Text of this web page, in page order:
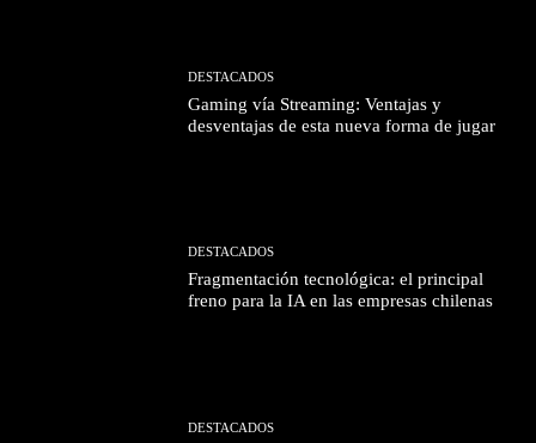
DESTACADOS
Gaming vía Streaming: Ventajas y
desventajas de esta nueva forma de jugar
DESTACADOS
Fragmentación tecnológica: el principal
freno para la IA en las empresas chilenas
DESTACADOS